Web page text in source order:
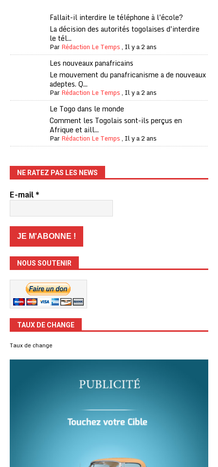
Fallait-il interdire le téléphone à l'école?
La décision des autorités togolaises d'interdire
le tél...
ParRédaction Le Temps, Il y a 2 ans
Les nouveaux panafricains
Le mouvement du panafricanisme a de nouveaux
adeptes. Q...
ParRédaction Le Temps, Il y a 2 ans
Le Togo dans le monde
Comment les Togolais sont-ils perçus en
Afrique et aill...
ParRédaction Le Temps, Il y a 2 ans
NE RATEZ PAS LES NEWS
E-mail*
NOUS SOUTENIR
TAUX DE CHANGE
Taux de change